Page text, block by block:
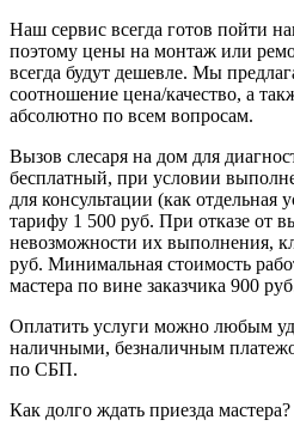
Наш сервис всегда готов пойти
поэтому цены на монтаж или
всегда будут дешевле. Мы
соотношение цена/качество, а
абсолютно по всем вопросам.
Вызов слесаря на дом для
бесплатный, при условии
для консультации (как отдельная
тарифу 1 500 руб. При отказе от
невозможности их выполнения,
руб. Минимальная стоимость
мастера по вине заказчика 900
Оплатить услуги можно любым
наличными, безналичным
по СБП.
Как долго ждать приезда мастера?